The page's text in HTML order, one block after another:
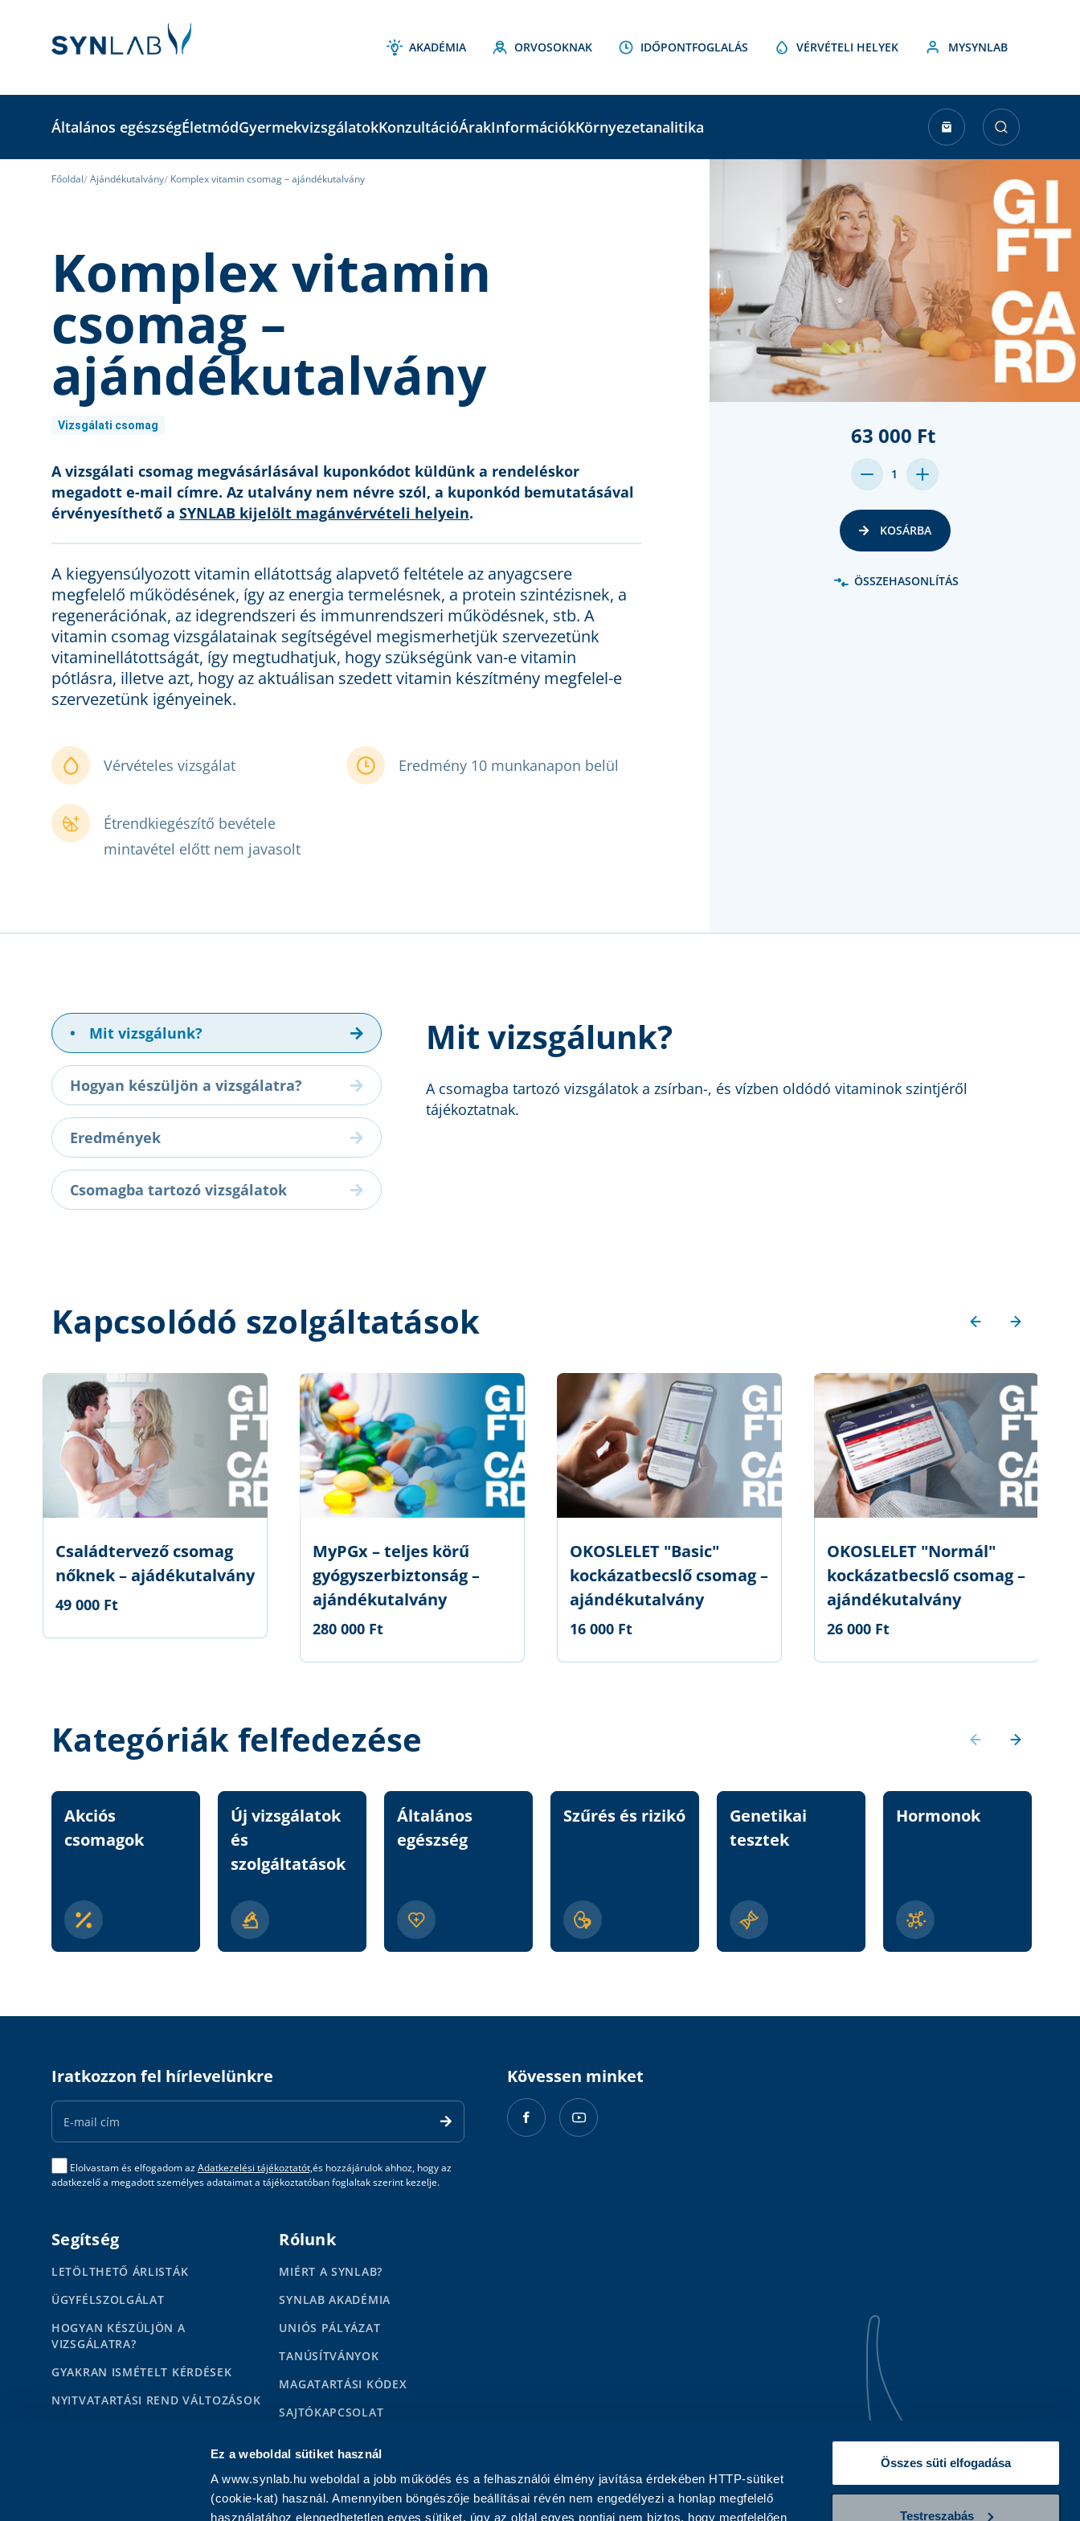
Ez a weboldal sütiket használ
A www.synlab.hu weboldal a jobb működés és a felhasználói élmény javítása érdekében HTTP-sütiket
(cookie-kat) használ. Amennyiben böngészője beállításai révén nem engedélyezi a honlap megfelelő
használatához elengedhetetlen egyes sütiket, úgy az oldal egyes pontjai nem biztos, hogy megfelelően
Összes süti elfogadása
Testreszabás
AKADÉMIA ORVOSOKNAK IDŐPONTFOGLALÁS VÉRVÉTELI HELYEK MYSYNLAB
Általános egészségÉletmódGyermekvizsgálatokKonzultációÁrakInformációkKörnyezetanalitika
Főoldal Ajándékutalvány Komplex vitamin csomag – ajándékutalvány
Komplex vitamin
csomag –
ajándékutalvány
Vizsgálati csomag
A vizsgálati csomag megvásárlásával kuponkódot küldünk a rendeléskor
megadott e-mail címre. Az utalvány nem névre szól, a kuponkód bemutatásával
érvényesíthető a SYNLAB kijelölt magánvérvételi helyein.
A kiegyensúlyozott vitamin ellátottság alapvető feltétele az anyagcsere
megfelelő működésének, így az energia termelésnek, a protein szintézisnek, a
regenerációnak, az idegrendszeri és immunrendszeri működésnek, stb. A
vitamin csomag vizsgálatainak segítségével megismerhetjük szervezetünk
vitaminellátottságát, így megtudhatjuk, hogy szükségünk van-e vitamin
pótlásra, illetve azt, hogy az aktuálisan szedett vitamin készítmény megfelel-e
szervezetünk igényeinek.
Vérvételes vizsgálat Eredmény 10 munkanapon belül
Étrendkiegészítő bevétele
mintavétel előtt nem javasolt
63 000 Ft
DECREASE
QUANTITY:
1
INCREASE
QUANTITY:
KOSÁRBA
ÖSSZEHASONLÍTÁS
• Mit vizsgálunk?
Hogyan készüljön a vizsgálatra?
Eredmények
Csomagba tartozó vizsgálatok
Mit vizsgálunk?
A csomagba tartozó vizsgálatok a zsírban-, és vízben oldódó vitaminok szintjéről
tájékoztatnak.
Kapcsolódó szolgáltatások
Családtervező csomag
nőknek – ajádékutalvány
49 000 Ft
MyPGx – teljes körű
gyógyszerbiztonság –
ajándékutalvány
280 000 Ft
OKOSLELET "Basic"
kockázatbecslő csomag –
ajándékutalvány
16 000 Ft
OKOSLELET "Normál"
kockázatbecslő csomag –
ajándékutalvány
26 000 Ft
Kategóriák felfedezése
Akciós
csomagok
Új vizsgálatok
és
szolgáltatások
Általános
egészség
Szűrés és rizikó
Genetikai
tesztek
Hormonok
Iratkozzon fel hírlevelünkre
Email
Address
Elolvastam és elfogadom azAdatkezelési tájékoztatót,és hozzájárulok ahhoz, hogy az
adatkezelő a megadott személyes adataimat a tájékoztatóban foglaltak szerint kezelje.
Kövessen minket
Segítség
LETÖLTHETŐ ÁRLISTÁK
ÜGYFÉLSZOLGÁLAT
HOGYAN KÉSZÜLJÖN A
VIZSGÁLATRA?
GYAKRAN ISMÉTELT KÉRDÉSEK
NYITVATARTÁSI REND VÁLTOZÁSOK
KAPCSOLAT MAGÁNSZEMÉLYEKNEK
KAPCSOLAT PARTNEREKNEK
Rólunk
MIÉRT A SYNLAB?
SYNLAB AKADÉMIA
UNIÓS PÁLYÁZAT
TANÚSÍTVÁNYOK
MAGATARTÁSI KÓDEX
SAJTÓKAPCSOLAT
IMPRESSZUM